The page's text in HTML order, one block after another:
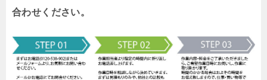
合わせください。